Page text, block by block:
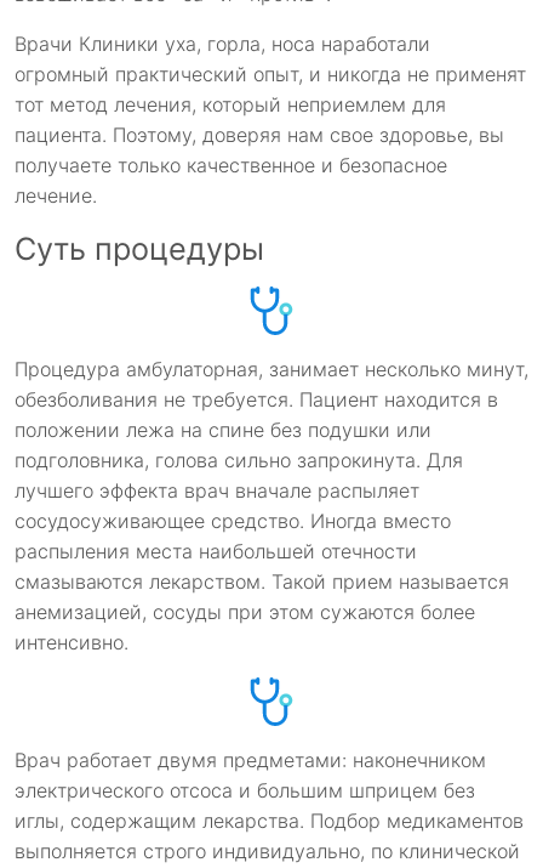
Врачи Клиники уха, горла, носа наработали
огромный практический опыт, и никогда не применят
тот метод лечения, который неприемлем для
пациента. Поэтому, доверяя нам свое здоровье, вы
получаете только качественное и безопасное
лечение.
Суть процедуры
Процедура амбулаторная, занимает несколько минут,
обезболивания не требуется. Пациент находится в
положении лежа на спине без подушки или
подголовника, голова сильно запрокинута. Для
лучшего эффекта врач вначале распыляет
сосудосуживающее средство. Иногда вместо
распыления места наибольшей отечности
смазываются лекарством. Такой прием называется
анемизацией, сосуды при этом сужаются более
интенсивно.
Врач работает двумя предметами: наконечником
электрического отсоса и большим шприцем без
иглы, содержащим лекарства. Подбор медикаментов
выполняется строго индивидуально, по клинической